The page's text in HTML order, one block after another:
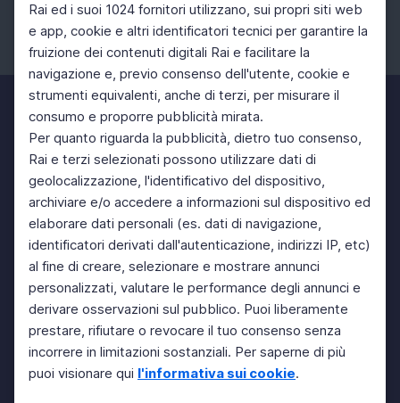
Rai ed i suoi 1024 fornitori utilizzano, sui propri siti web
e app, cookie e altri identificatori tecnici per garantire la
fruizione dei contenuti digitali Rai e facilitare la
navigazione e, previo consenso dell'utente, cookie e
strumenti equivalenti, anche di terzi, per misurare il
consumo e proporre pubblicità mirata.
Per quanto riguarda la pubblicità, dietro tuo consenso,
Rai e terzi selezionati possono utilizzare dati di
geolocalizzazione, l'identificativo del dispositivo,
archiviare e/o accedere a informazioni sul dispositivo ed
elaborare dati personali (es. dati di navigazione,
identificatori derivati dall'autenticazione, indirizzi IP, etc)
al fine di creare, selezionare e mostrare annunci
personalizzati, valutare le performance degli annunci e
derivare osservazioni sul pubblico. Puoi liberamente
prestare, rifiutare o revocare il tuo consenso senza
incorrere in limitazioni sostanziali. Per saperne di più
puoi visionare qui l'informativa sui cookie.
Facebook Instagram Twitter